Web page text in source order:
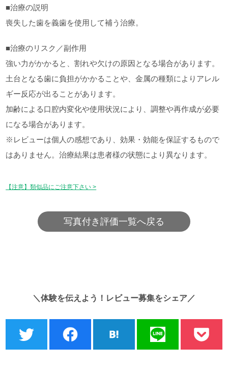
■治療の説明
喪失した歯を義歯を使用して補う治療。
■治療のリスク／副作用
強い力がかかると、割れや欠けの原因となる場合があります。
土台となる歯に負担がかかることや、金属の種類によりアレル
ギー反応が出ることがあります。
加齢による口腔内変化や使用状況により、調整や再作成が必要
になる場合があります。
※レビューは個人の感想であり、効果・効能を保証するもので
はありません。治療結果は患者様の状態により異なります。
【注意】類似品にご注意下さい >
写真付き評価一覧へ戻る
＼体験を伝えよう！レビュー募集をシェア／